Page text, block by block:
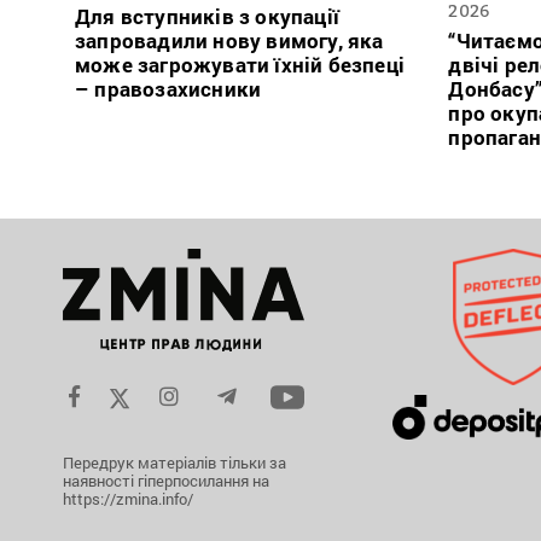
Для вступників з окупації
запровадили нову вимогу, яка
може загрожувати їхній безпеці
– правозахисники
2026
двічі
про
Передрук матеріалів тільки за
наявності гіперпосилання на
https://zmina.info/